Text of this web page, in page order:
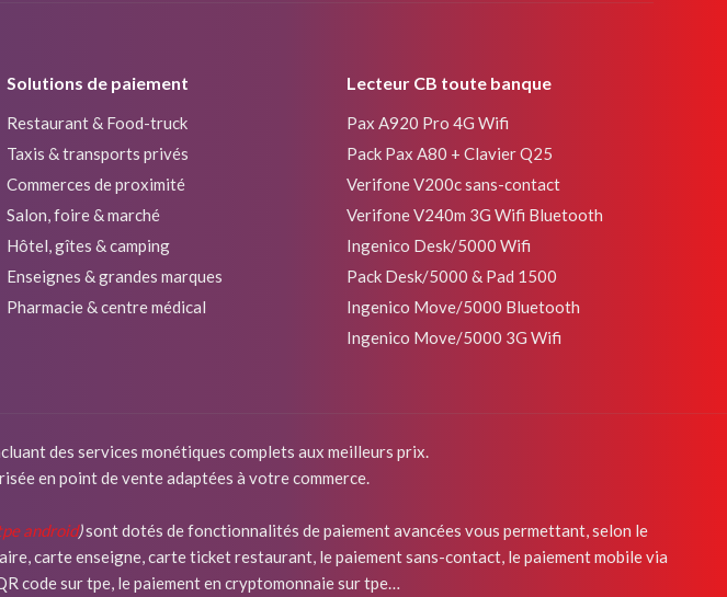
Solutions de paiement
Restaurant & Food-truck
Taxis & transports privés
Commerces de proximité
Salon, foire & marché
Hôtel, gîtes & camping
Enseignes & grandes marques
Pharmacie & centre médical
Lecteur CB toute banque
Pax A920 Pro 4G Wifi
Pack Pax A80 + Clavier Q25
Verifone V200c sans-contact
Verifone V240m 3G Wifi Bluetooth
Ingenico Desk/5000 Wifi
Pack Desk/5000 & Pad 1500
Ingenico Move/5000 Bluetooth
Ingenico Move/5000 3G Wifi
des services monétiques complets aux meilleurs prix.
en point de vente adaptées à votre commerce.
android)sont dotés de fonctionnalités de paiement avancées vous permettant, selon le
carte enseigne, carte ticket restaurant, le paiement sans-contact, le paiement mobile via
code sur tpe, le paiement en cryptomonnaie sur tpe…